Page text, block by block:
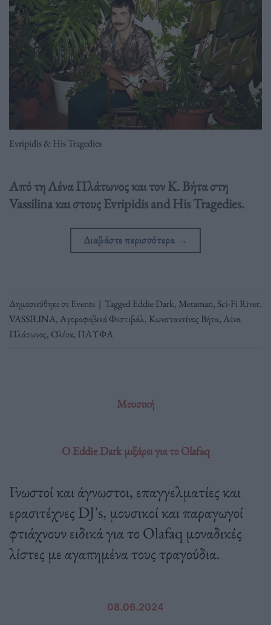
Evripidis & His Tragedies
Από τη Λένα Πλάτωνος και τον Κ. Βήτα στη
Vassilina και στους Evripidis and His Tragedies.
Διαβάστε περισσότερα →
Δημοσιεύθηκε σεEvents | TaggedEddie Dark, Metaman, Sci-Fi River,
VASSIŁINA,Αγοραφοβικό Φεστιβάλ, Κωνσταντίνος Βήτα,Λένα
Πλάτωνος, Ολίνα, ΠΛΥΦΑ
Μουσική
Ο Eddie Dark μιξάρει για το Olafaq
Γνωστοί και άγνωστοι, επαγγελματίες και
ερασιτέχνες DJ's, μουσικοί και παραγωγοί
φτιάχνουν ειδικά για το Olafaq μοναδικές
λίστες με αγαπημένα τους τραγούδια.
08.06.2024